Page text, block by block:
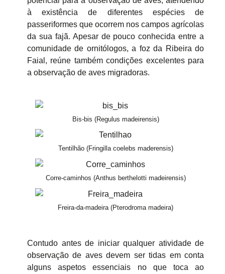
à existência de diferentes espécies de
passeriformes que ocorrem nos campos agrícolas
da sua fajã. Apesar de pouco conhecida entre a
comunidade de ornitólogos, a foz da Ribeira do
Faial, reúne também condições excelentes para
a observação de aves migradoras.
Bis-bis (Regulus madeirensis)
Tentilhão (Fringilla coelebs maderensis)
Corre-caminhos (Anthus berthelotti madeirensis)
Freira-da-madeira (Pterodroma madeira)
Contudo antes de iniciar qualquer atividade de
observação de aves devem ser tidas em conta
alguns aspetos essenciais no que toca ao